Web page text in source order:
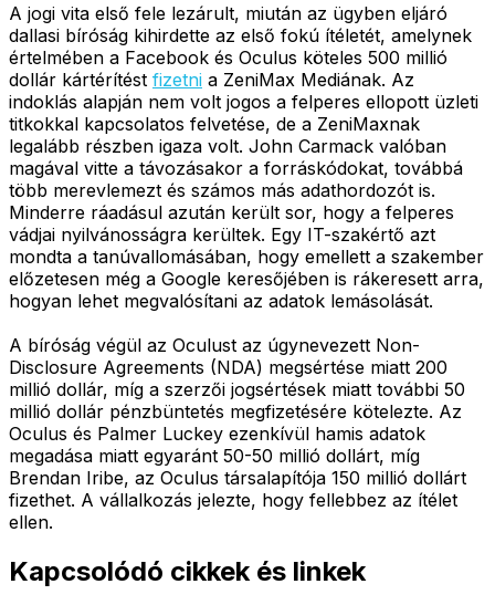
A jogi vita első fele lezárult, miután az ügyben eljáró
dallasi bíróság kihirdette az első fokú ítéletét, amelynek
értelmében a Facebook és Oculus köteles 500 millió
dollár kártérítést fizetni a ZeniMax Mediának. Az
indoklás alapján nem volt jogos a felperes ellopott üzleti
titkokkal kapcsolatos felvetése, de a ZeniMaxnak
legalább részben igaza volt. John Carmack valóban
magával vitte a távozásakor a forráskódokat, továbbá
több merevlemezt és számos más adathordozót is.
Minderre ráadásul azután került sor, hogy a felperes
vádjai nyilvánosságra kerültek. Egy IT-szakértő azt
mondta a tanúvallomásában, hogy emellett a szakember
előzetesen még a Google keresőjében is rákeresett arra,
hogyan lehet megvalósítani az adatok lemásolását.
A bíróság végül az Oculust az úgynevezett Non-
Disclosure Agreements (NDA) megsértése miatt 200
millió dollár, míg a szerzői jogsértések miatt további 50
millió dollár pénzbüntetés megfizetésére kötelezte. Az
Oculus és Palmer Luckey ezenkívül hamis adatok
megadása miatt egyaránt 50-50 millió dollárt, míg
Brendan Iribe, az Oculus társalapítója 150 millió dollárt
fizethet. A vállalkozás jelezte, hogy fellebbez az ítélet
ellen.
Kapcsolódó cikkek és linkek